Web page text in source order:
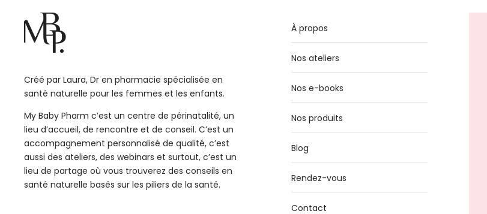
Créé par Laura, Dr en pharmacie spécialisée en
santé naturelle pour les femmes et les enfants.
My Baby Pharm c’est un centre de périnatalité, un
lieu d’accueil, de rencontre et de conseil. C’est un
accompagnement personnalisé de qualité, c’est
aussi des ateliers, des webinars et surtout, c’est un
lieu de partage où vous trouverez des conseils en
santé naturelle basés sur les piliers de la santé.
À propos
Nos ateliers
Nos e-books
Nos produits
Blog
Rendez-vous
Contact